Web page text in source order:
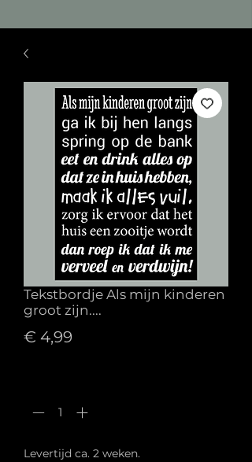
Tekstbordje Als mijn kinderen
groot zijn....
€ 4,99
Levertijd ca. 2 weken.